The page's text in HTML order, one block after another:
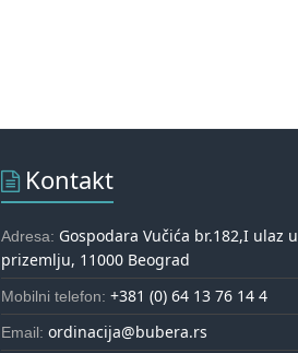
Kontakt
Adresa: Gospodara Vučića br.182,I ulaz u
prizemlju, 11000 Beograd
Mobilni telefon: +381 (0) 64 13 76 14 4
Email: ordinacija@bubera.rs